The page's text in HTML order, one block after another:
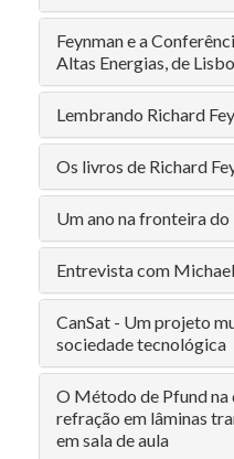
Feynman e a
Altas Energias, de
Lembrando Richard
Os livros de Richard
Um ano na fronteira
Entrevista com
CanSat - Um projeto
sociedade tecnológica
O Método de Pfund na
refração em lâminas
em sala de aula